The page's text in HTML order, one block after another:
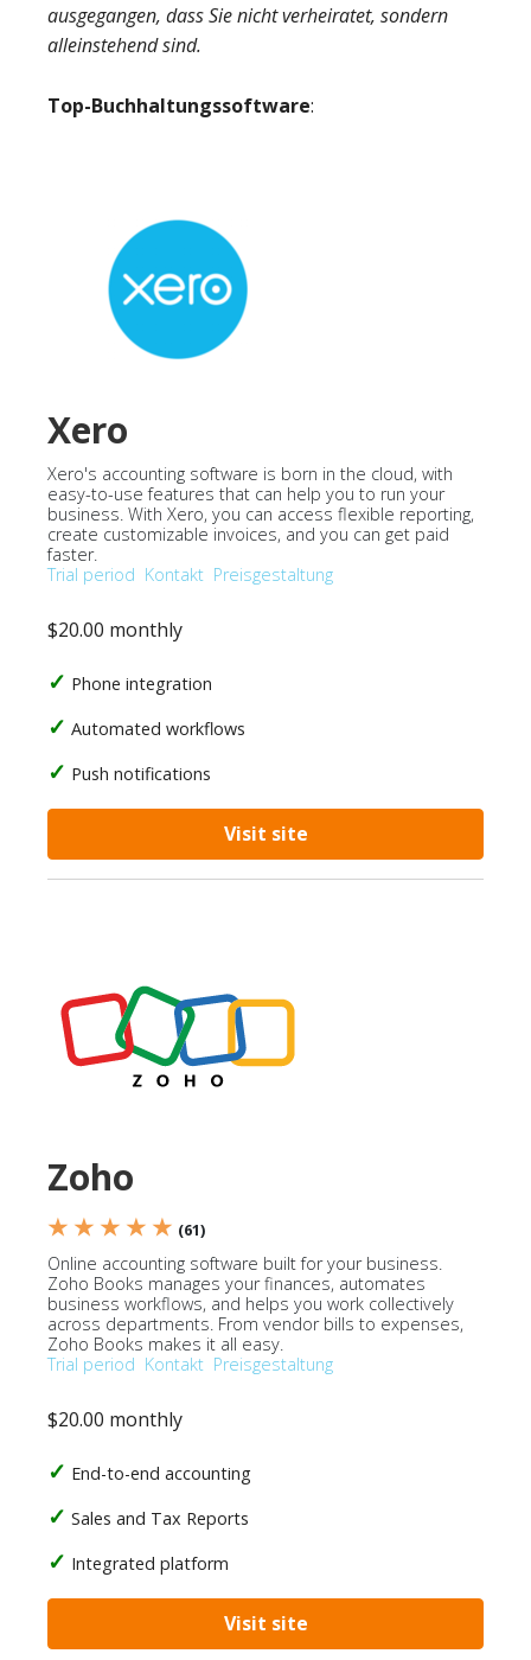
ausgegangen, dass Sie nicht verheiratet, sondern
alleinstehend sind.
Top-Buchhaltungssoftware:
Xero
Xero's accounting software is born in the cloud, with
easy-to-use features that can help you to run your
business. With Xero, you can access flexible reporting,
create customizable invoices, and you can get paid
faster.
Trial period Kontakt Preisgestaltung
$20.00 monthly
Phone integration
Automated workflows
Push notifications
Visit site
Zoho
★ ★ ★ ★ ★ (61)
Online accounting software built for your business.
Zoho Books manages your finances, automates
business workflows, and helps you work collectively
across departments. From vendor bills to expenses,
Zoho Books makes it all easy.
Trial period Kontakt Preisgestaltung
$20.00 monthly
End-to-end accounting
Sales and Tax Reports
Integrated platform
Visit site